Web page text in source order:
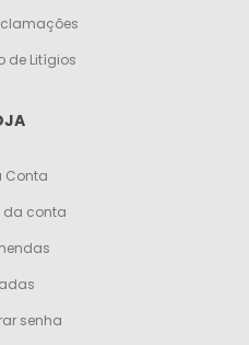
de Litígios
Conta
da conta
senha